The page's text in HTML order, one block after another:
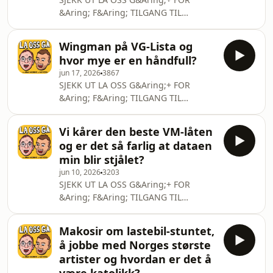
si=dd39f052e6d24e18 Kommenter
"Heia Norge" hvis du leser dette I "La
oss g&aring;" gj&oslash
&Aring; F&Aring; TILGANG TIL
ONSDAGSEPISODER I VIDEOFORM
HELT UTEN REKLAME!Link:
https://patreon.com/LaossgaSom
medlem kan du ogs&aring;
h&oslash;re episodene p&aring;
Spotify!Link:
https://open.spotify.com/show/
si=dd39f052e6d24e18 Kommenter
"Massiv legolastebil" hvis du leser
dette I "La oss g&aring;"
Wingman på VG-Lista og
hvor mye er en håndfull?
jun 17, 20263867
SJEKK UT LA OSS G&Aring;+ FOR
&Aring; F&Aring; TILGANG TIL
ONSDAGSEPISODER I VIDEOFORM
HELT UTEN REKLAME!Link:
https://patreon.com/LaossgaSom
medlem kan du ogs&aring;
h&oslash;re episodene p&aring;
Spotify!Link:
https://open.spotify.com/show/
si=dd39f052e6d24e18 Kommenter
"Massiv legolastebil" hvis du leser
dette I "La oss g&aring;"
Vi kårer den beste VM-låten
og er det så farlig at dataen
min blir stjålet?
jun 10, 20263203
SJEKK UT LA OSS G&Aring;+ FOR
&Aring; F&Aring; TILGANG TIL
ONSDAGSEPISODER I VIDEOFORM
HELT UTEN REKLAME!Link:
https://patreon.com/LaossgaSom
Makosir om lastebil-stuntet,
å jobbe med Norges største
artister og hvordan er det å